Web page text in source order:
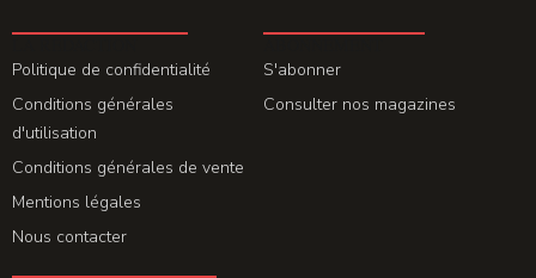
Politique de confidentialité
Conditions générales
d'utilisation
Conditions générales de vente
Mentions légales
Nous contacter
S'abonner
Consulter nos magazines